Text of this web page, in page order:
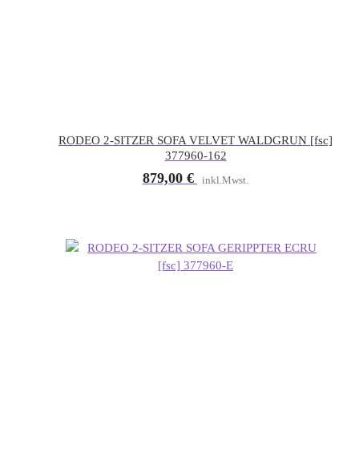
RODEO 2-SITZER SOFA VELVET WALDGRUN [fsc]
377960-162
879,00 € inkl.Mwst.